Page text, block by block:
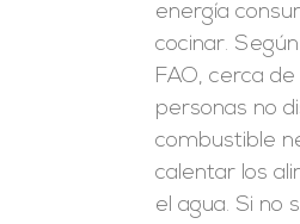
energía
cocinar.
FAO, cerca
personas no
combustible
calentar los
el agua. Si no